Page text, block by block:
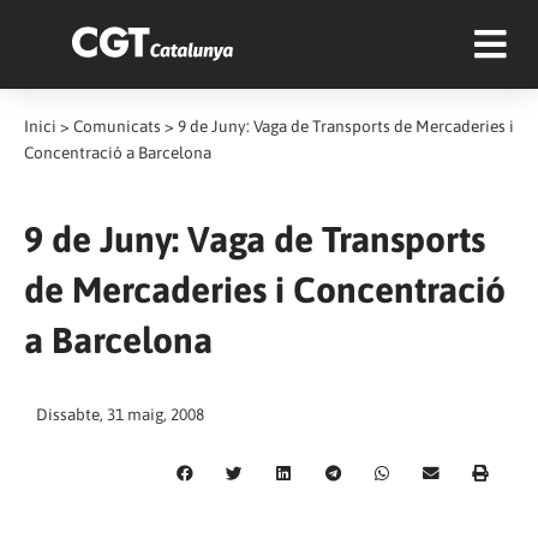
Inici > Comunicats > 9 de Juny: Vaga de Transports de Mercaderies i
Concentració a Barcelona
9 de Juny: Vaga de Transports
de Mercaderies i Concentració
a Barcelona
Dissabte, 31 maig, 2008